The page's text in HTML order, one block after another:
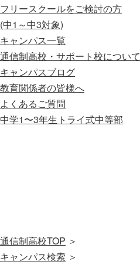
フリースクールをご検討の方
(中1～中3対象)
キャンパス一覧
通信制高校・サポート校について
キャンパスブログ
教育関係者の皆様へ
よくあるご質問
中学1〜3年生 トライ式中等部
通信制高校TOP ＞
キャンパス検索 ＞